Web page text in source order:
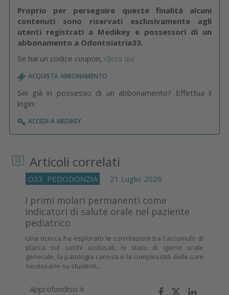
Proprio per perseguire queste finalità alcuni
contenuti sono riservati esclusivamente agli
utenti registrati a Medikey e possessori di un
abbonamento a Odontoiatria33.
Se hai un codice coupon, clicca qui
acquista abbonamento
Sei già in possesso di un abbonamento? Effettua il
login:
accedi a medikey
Articoli correlati
O33 PEDODONZIA 21 Luglio 2026
I primi molari permanenti come
indicatori di salute orale nel paziente
pediatrico
Una ricerca ha esplorato le correlazioni tra l'accumulo di
placca sui solchi occlusali, lo stato di igiene orale
generale, la patologia cariosa e la complessità delle cure
necessarie su studenti...
Approfondisci